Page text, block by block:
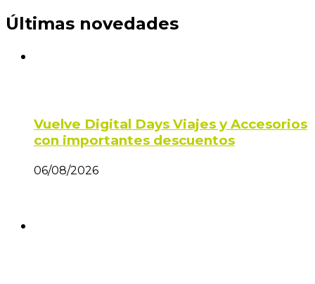
Últimas novedades
Vuelve Digital Days Viajes y Accesorios
con importantes descuentos
06/08/2026